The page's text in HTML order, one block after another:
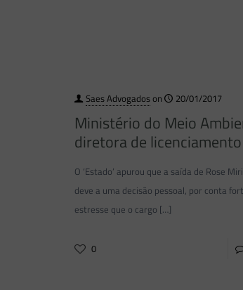
Saes Advogadoson 20/01/2017
Ministério do Meio
diretora de
O ‘Estado’ apurou que a saída de Rose
deve a uma decisão pessoal, por conta
estresse que o cargo […]
0